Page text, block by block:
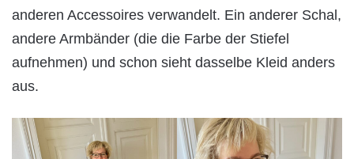
anderen Accessoires verwandelt. Ein anderer Schal,
andere Armbänder (die die Farbe der Stiefel
aufnehmen) und schon sieht dasselbe Kleid anders
aus.